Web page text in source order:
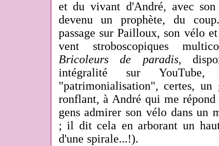
et du vivant d'André, avec
devenu un prophète, du
passage sur Pailloux, son vélo
vent stroboscopiques
Bricoleurs de paradis,
intégralité sur
"patrimonialisation", certes,
ronflant, à André qui me
gens admirer son vélo dans un
; il dit cela en arborant un
d'une spirale...!).